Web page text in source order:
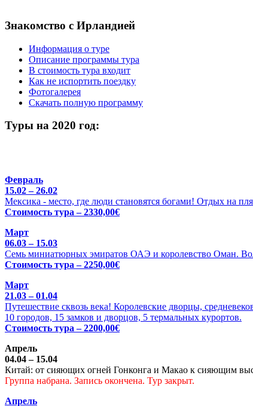
Знакомство с Ирландией
Информация о туре
Описание программы тура
В стоимость тура входит
Как не испортить поездку
Фотогалерея
Скачать полную программу
Туры на 2020 год:
Февраль
15.02 – 26.02
Мексика - место, где люди становятся богами! Отдых на
Стоимость тура – 2330,00€
Март
06.03 – 15.03
Семь миниатюрных эмиратов ОАЭ и королевство Оман.
Стоимость тура – 2250,00€
Март
21.03 – 01.04
Путешествие сквозь века! Королевские дворцы,
10 городов, 15 замков и дворцов, 5 термальных курортов.
Стоимость тура – 2200,00€
Апрель
04.04 – 15.04
Китай: от сияющих огней Гонконга и Макао к сияющим
Группа набрана. Запись окончена. Тур закрыт.
Апрель